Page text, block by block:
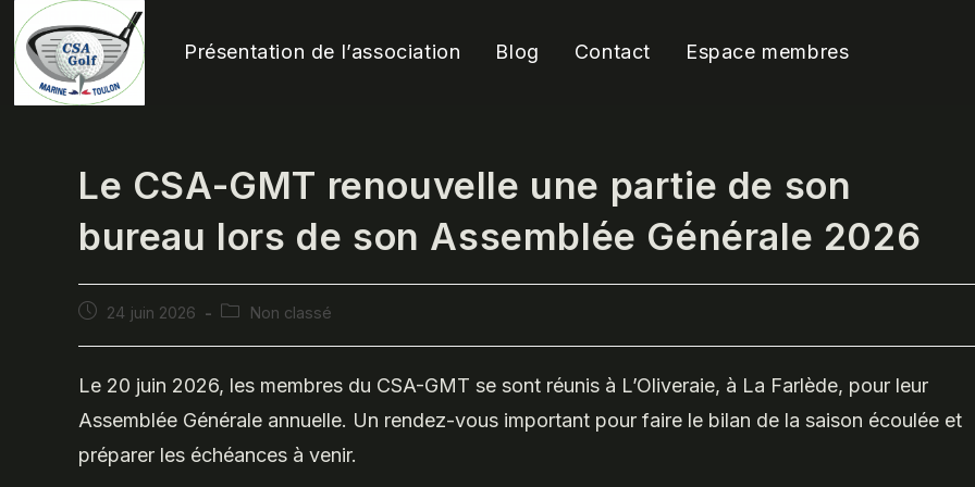
content
Présentation de l’association Blog Contact Espace membres
Le CSA-GMT renouvelle une partie de son
bureau lors de son Assemblée Générale 2026
Publication
24 juin 2026
Post Non classé
Le 20 juin 2026, les membres du CSA-GMT se sont réunis à L’Oliveraie, à La Farlède, pour leur
Assemblée Générale annuelle. Un rendez-vous important pour faire le bilan de la saison écoulée et
préparer les échéances à venir.